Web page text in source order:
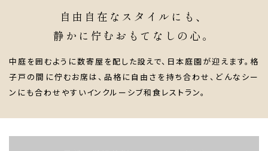
自由自在なスタイルにも、
静かに佇むおもてなしの心。
中庭を囲むように数寄屋を配した設えで、日本庭園が迎えます。 格
子戸の間に佇むお席は、品格に自由さを持ち合わせ、 どんなシー
ンにも合わせやすいインクルーシブ和食レストラン。